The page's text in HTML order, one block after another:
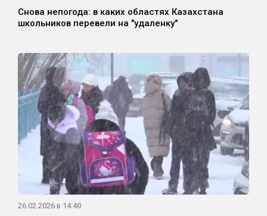
Снова непогода: в каких областях Казахстана
школьников перевели на "удаленку"
26.02.2026 в 14:40